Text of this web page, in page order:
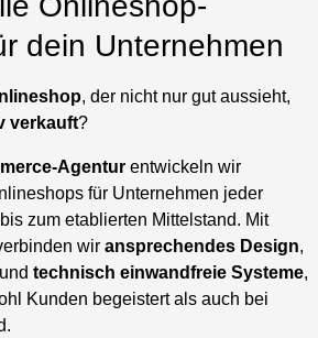
dein Unternehmen
, der nicht nur gut aussieht,
verkauft?
Agentur entwickeln wir
für Unternehmen jeder
zum etablierten Mittelstand. Mit
wir ansprechendes Design,
und technisch einwandfreie Systeme,
Kunden begeistert als auch bei